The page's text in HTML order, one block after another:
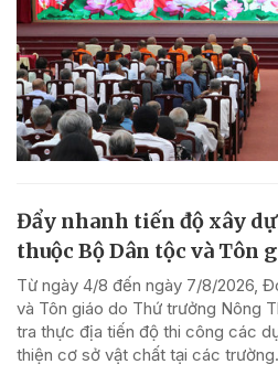
Đẩy nhanh tiến độ xây
thuộc Bộ Dân tộc và Tôn
Từ ngày 4/8 đến ngày 7/8/2026,
và Tôn giáo do Thứ trưởng Nông
tra thực địa tiến độ thi công các
thiện cơ sở vật chất tại các